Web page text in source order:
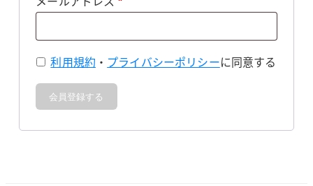
利用規約 ・ プライバシーポリシーに同意する
会員登録する